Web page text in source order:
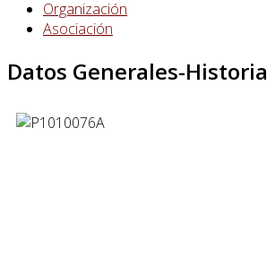
Organización
Asociación
Datos Generales-Historia